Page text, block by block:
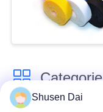
Shusen Dai